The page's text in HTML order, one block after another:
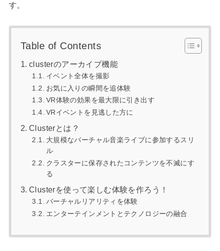
す。
Table of Contents
clusterのアーカイブ機能
イベント全体を撮影
お気に入りの瞬間を追体験
VR体験の効果を最大限に引き出す
VRイベントを見逃した方に
Clusterとは？
大規模なバーチャル音楽ライブに参加するスリ
ル
クラスターに保存されたコンテンツを不滅にす
る
Clusterを使って楽しむ体験を作ろう！
バーチャルリアリティを体験
エンターテインメントとテクノロジーの融合